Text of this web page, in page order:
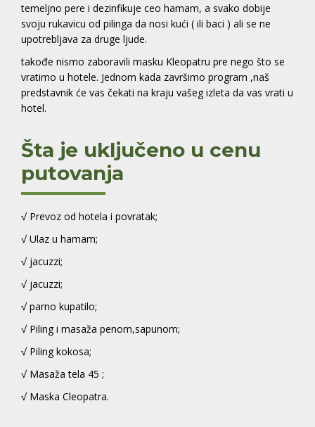
temeljno pere i dezinfikuje ceo hamam, a svako dobije
svoju rukavicu od pilinga da nosi kući ( ili baci ) ali se ne
upotrebljava za druge ljude.
takođe nismo zaboravili masku Kleopatru pre nego što se
vratimo u hotele. Jednom kada završimo program ,naš
predstavnik će vas čekati na kraju vašeg izleta da vas vrati u
hotel.
Šta je uključeno u cenu
putovanja
√ Prevoz od hotela i povratak;
√ Ulaz u hamam;
√ jacuzzi;
√ jacuzzi;
√ parno kupatilo;
√ Piling i masaža penom,sapunom;
√ Piling kokosa;
√ Masaža tela 45 ;
√ Maska Cleopatra.